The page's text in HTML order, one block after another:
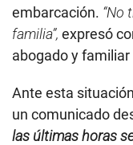
embarcación. “No
familia”, expresó
abogado y
Ante esta
un comunicado
las últimas horas